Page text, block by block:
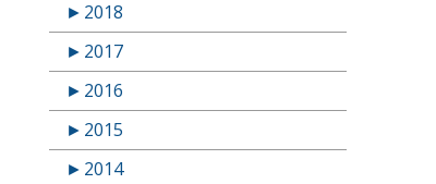
► 2018
► 2017
► 2016
► 2015
► 2014